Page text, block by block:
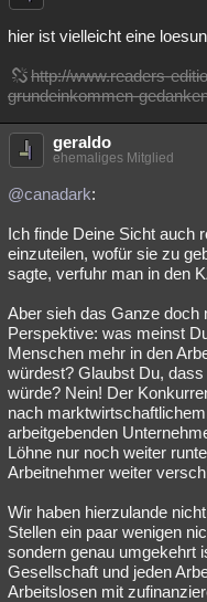
hier ist vielleicht eine
http://www.readers-
grundeinkommen-
geraldo
ehemaliges Mitglied
@canadark:
Ich finde Deine Sicht auch
einzuteilen, wofür sie zu
sagte, verfuhr man in den
Aber sieh das Ganze doch
Perspektive: was meinst
Menschen mehr in den
würdest? Glaubst Du,
würde? Nein! Der
nach
arbeitgebenden
Löhne nur noch weiter
Arbeitnehmer weiter
Wir haben hierzulande
Stellen ein paar wenigen
sondern genau umgekehrt
Gesellschaft und jeden
Arbeitslosen mit